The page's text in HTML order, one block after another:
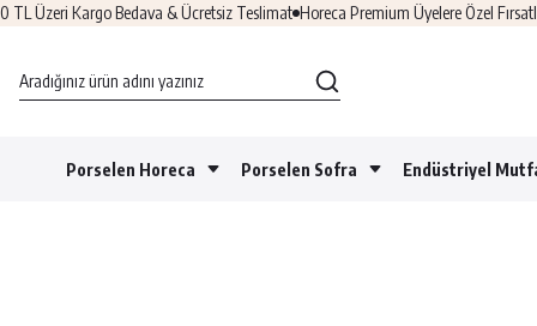
Kargo Bedava & Ücretsiz Teslimat Horeca Premium Üyelere Özel Fırsatlar Üye
Porselen Horeca Porselen Sofra Endüstriyel